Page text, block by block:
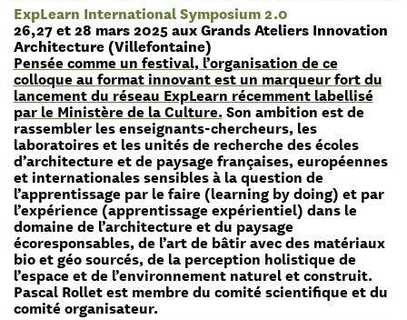
ExpLearn International Symposium 2.0
26,27 et 28 mars 2025 aux Grands Ateliers Innovation
Architecture (Villefontaine)
Pensée comme un festival, l’organisation de ce
colloque au format innovant est un marqueur fort du
lancement du réseau ExpLearn récemment labellisé
par le Ministère de la Culture.Son ambition est de
rassembler les enseignants-chercheurs, les
laboratoires et les unités de recherche des écoles
d’architecture et de paysage françaises, européennes
et internationales sensibles à la question de
l’apprentissage par le faire (learning by doing) et par
l’expérience (apprentissage expérientiel) dans le
domaine de l’architecture et du paysage
écoresponsables, de l’art de bâtir avec des matériaux
bio et géo sourcés, de la perception holistique de
l’espace et de l’environnement naturel et construit.
Pascal Rollet est membre du comité scientifique et du
comité organisateur.